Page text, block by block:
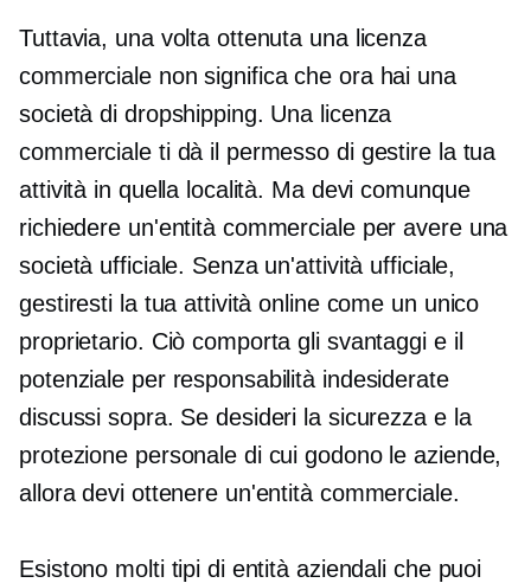
Tuttavia, una volta ottenuta una licenza
commerciale non significa che ora hai una
società di dropshipping. Una licenza
commerciale ti dà il permesso di gestire la tua
attività in quella località. Ma devi comunque
richiedere un'entità commerciale per avere una
società ufficiale. Senza un'attività ufficiale,
gestiresti la tua attività online come un unico
proprietario. Ciò comporta gli svantaggi e il
potenziale per responsabilità indesiderate
discussi sopra. Se desideri la sicurezza e la
protezione personale di cui godono le aziende,
allora devi ottenere un'entità commerciale.
Esistono molti tipi di entità aziendali che puoi